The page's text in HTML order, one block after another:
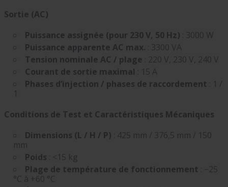
Sortie (AC)
Puissance assignée (pour 230 V, 50 Hz) : 3000 W
Puissance apparente AC max. : 3300 VA
Tension nominale AC / plage : 220 V, 230 V, 240 V
Courant de sortie maximal : 15 A
Phases d’injection / phases de raccordement : 1 /
1
Conditions de Test et Caractéristiques Mécaniques
Dimensions (L / H / P) : 425 mm / 376,5 mm / 150
mm
Poids : <15 kg
Plage de température de fonctionnement : −25
°C à +60 °C